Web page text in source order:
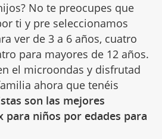
No te preocupes que
ti y pre seleccionamos
ver de 3 a 6 años, cuatro
para mayores de 12 años.
el microondas y disfrutad
ahora que tenéis
son las mejores
para niños por edades para